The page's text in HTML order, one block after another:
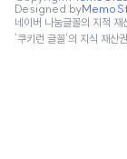
도시 i에서 j
Designed by
네이버 나눔글꼴의 지적
'쿠키런 글꼴'의 지식 재산